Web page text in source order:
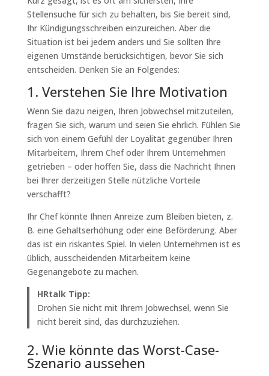
Stellensuche für sich zu behalten, bis Sie bereit sind,
Ihr Kündigungsschreiben einzureichen. Aber die
Situation ist bei jedem anders und Sie sollten Ihre
eigenen Umstände berücksichtigen, bevor Sie sich
entscheiden. Denken Sie an Folgendes:
1. Verstehen Sie Ihre Motivation
Wenn Sie dazu neigen, Ihren Jobwechsel mitzuteilen,
fragen Sie sich, warum und seien Sie ehrlich. Fühlen Sie
sich von einem Gefühl der Loyalität gegenüber Ihren
Mitarbeitern, Ihrem Chef oder Ihrem Unternehmen
getrieben – oder hoffen Sie, dass die Nachricht Ihnen
bei Ihrer derzeitigen Stelle nützliche Vorteile
verschafft?
Ihr Chef könnte Ihnen Anreize zum Bleiben bieten, z.
B. eine Gehaltserhöhung oder eine Beförderung. Aber
das ist ein riskantes Spiel. In vielen Unternehmen ist es
üblich, ausscheidenden Mitarbeitern keine
Gegenangebote zu machen.
HRtalk Tipp:
Drohen Sie nicht mit Ihrem Jobwechsel, wenn Sie
nicht bereit sind, das durchzuziehen.
2. Wie könnte das Worst-Case-
Szenario aussehen